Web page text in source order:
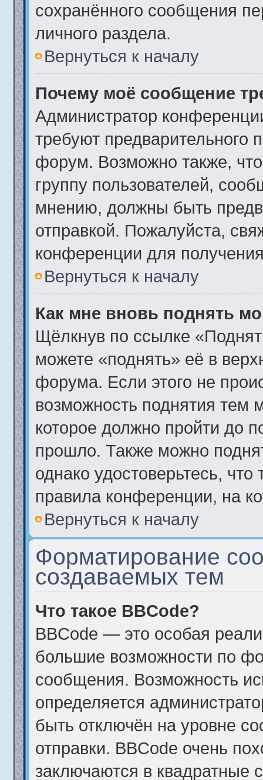
сохранённого сообщения
личного раздела.
Вернуться к началу
Почему моё сообщение
Администратор
требуют предварительного
форум. Возможно также,
группу пользователей,
мнению, должны быть
отправкой. Пожалуйста,
конференции для
Вернуться к началу
Как мне вновь поднять
Щёлкнув по ссылке
можете «поднять» её в
форума. Если этого не
возможность поднятия тем
которое должно пройти до
прошло. Также можно
однако удостоверьтесь,
правила конференции, на
Вернуться к началу
Форматирование
создаваемых тем
Что такое BBCode?
BBCode — это особая
большие возможности по
сообщения. Возможность
определяется
быть отключён на уровне
отправки. BBCode очень
заключаются в квадратные